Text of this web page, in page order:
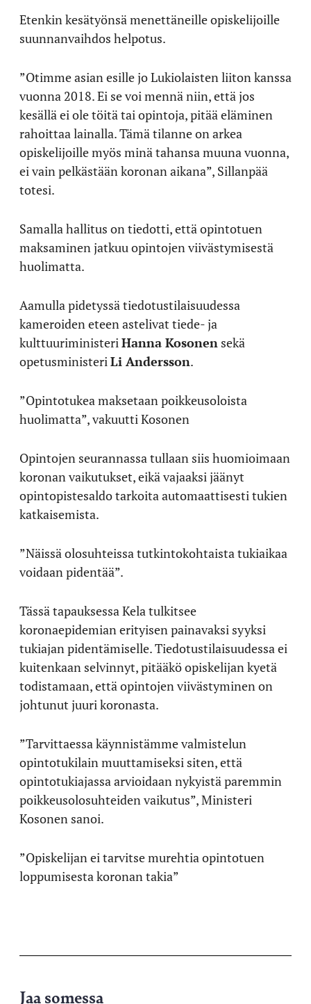
Etenkin kesätyönsä menettäneille opiskelijoille
suunnanvaihdos helpotus.
”Otimme asian esille jo Lukiolaisten liiton kanssa
vuonna 2018. Ei se voi mennä niin, että jos
kesällä ei ole töitä tai opintoja, pitää eläminen
rahoittaa lainalla. Tämä tilanne on arkea
opiskelijoille myös minä tahansa muuna vuonna,
ei vain pelkästään koronan aikana”, Sillanpää
totesi.
Samalla hallitus on tiedotti, että opintotuen
maksaminen jatkuu opintojen viivästymisestä
huolimatta.
Aamulla pidetyssä tiedotustilaisuudessa
kameroiden eteen astelivat tiede- ja
kulttuuriministeriHanna Kosonen sekä
opetusministeriLi Andersson.
”Opintotukea maksetaan poikkeusoloista
huolimatta”, vakuutti Kosonen
Opintojen seurannassa tullaan siis huomioimaan
koronan vaikutukset, eikä vajaaksi jäänyt
opintopistesaldo tarkoita automaattisesti tukien
katkaisemista.
”Näissä olosuhteissa tutkintokohtaista tukiaikaa
voidaan pidentää”.
Tässä tapauksessa Kela tulkitsee
koronaepidemian erityisen painavaksi syyksi
tukiajan pidentämiselle. Tiedotustilaisuudessa ei
kuitenkaan selvinnyt, pitääkö opiskelijan kyetä
todistamaan, että opintojen viivästyminen on
johtunut juuri koronasta.
”Tarvittaessa käynnistämme valmistelun
opintotukilain muuttamiseksi siten, että
opintotukiajassa arvioidaan nykyistä paremmin
poikkeusolosuhteiden vaikutus”, Ministeri
Kosonen sanoi.
”Opiskelijan ei tarvitse murehtia opintotuen
loppumisesta koronan takia”
Jaa somessa